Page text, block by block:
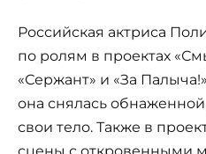
Российская актриса
по ролям в проектах
«Сержант‎» и «За
она снялась
свои тело. Также в